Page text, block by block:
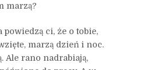
marzą?
powiedzą ci, że o tobie,
marzą dzień i noc.
Ale rano nadrabiają,